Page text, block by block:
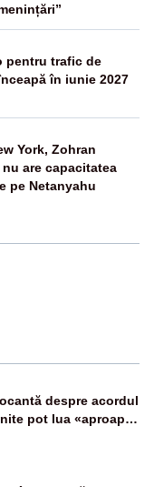
pentru trafic de
în iunie 2027
York, Zohran
are capacitatea
pe Netanyahu
despre acordul
pot lua «aproape
Ucrainei”